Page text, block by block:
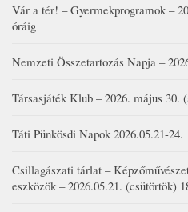
Vár a tér! – Gyermekprogramok –
óráig
Nemzeti Összetartozás Napja –
Társasjáték Klub – 2026. május 30.
Táti Pünkösdi Napok 2026.05.21-24.
Csillagászati tárlat –
eszközök – 2026.05.21. (csütörtök)